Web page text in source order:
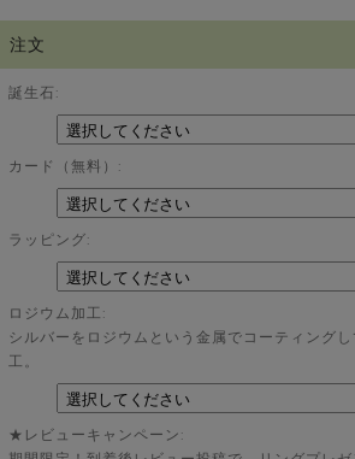
注文
誕生石:
カード（無料）:
ラッピング:
ロジウム加工:
シルバーをロジウムという金属でコーティング
工。
★レビューキャンペーン: